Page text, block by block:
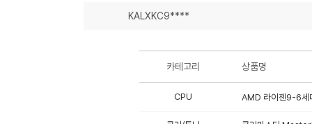
KALXKC9****
카테고리 상품명
CPU AMD 라이젠9-6세